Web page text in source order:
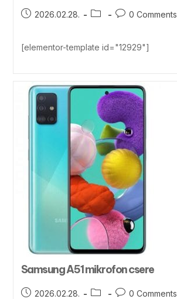
2026.02.28. 0 Comments
[elementor-template id="12929"]
Samsung A51 mikrofon csere
2026.02.28. 0 Comments